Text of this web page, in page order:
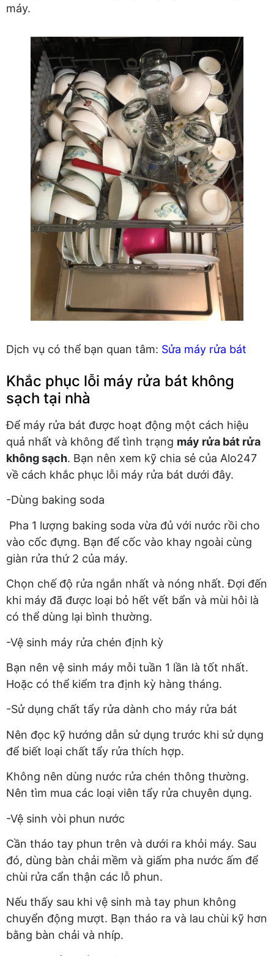
máy.
Dịch vụ có thể bạn quan tâm: Sửa máy rửa bát
Khắc phục lỗi máy rửa bát không
sạch tại nhà
Để máy rửa bát được hoạt động một cách hiệu
quả nhất và không để tình trạng máy rửa bát rửa
không sạch. Bạn nên xem kỹ chia sẻ của Alo247
về cách khắc phục lỗi máy rửa bát dưới đây.
-Dùng baking soda
Pha 1 lượng baking soda vừa đủ với nước rồi cho
vào cốc đựng. Bạn để cốc vào khay ngoài cùng
giàn rửa thứ 2 của máy.
Chọn chế độ rửa ngắn nhất và nóng nhất. Đợi đến
khi máy đã được loại bỏ hết vết bẩn và mùi hôi là
có thể dùng lại bình thường.
-Vệ sinh máy rửa chén định kỳ
Bạn nên vệ sinh máy mỗi tuần 1 lần là tốt nhất.
Hoặc có thể kiểm tra định kỳ hàng tháng.
-Sử dụng chất tẩy rửa dành cho máy rửa bát
Nên đọc kỹ hướng dẫn sử dụng trước khi sử dụng
để biết loại chất tẩy rửa thích hợp.
Không nên dùng nước rửa chén thông thường.
Nên tìm mua các loại viên tẩy rửa chuyên dụng.
-Vệ sinh vòi phun nước
Cần tháo tay phun trên và dưới ra khỏi máy. Sau
đó, dùng bàn chải mềm và giấm pha nước ấm để
chùi rửa cẩn thận các lỗ phun.
Nếu thấy sau khi vệ sinh mà tay phun không
chuyển động mượt. Bạn tháo ra và lau chùi kỹ hơn
bằng bàn chải và nhíp.